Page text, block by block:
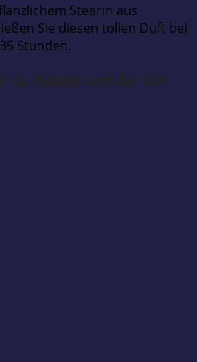
Stearin aus
Sie diesen tollen Duft bei
Stunden.
zu Hause und für die